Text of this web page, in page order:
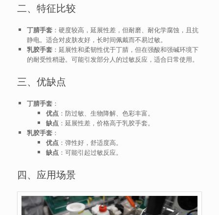
二、特征比较
丁腈手套：硬度较高，延展性差，但耐磨、耐化学腐蚀，且抗
静电。适合对皮肤友好，长时间佩戴而不易过敏。
乳胶手套：延展性和柔韧性优于丁腈，但在强酸和强碱环境下
的耐受性稍逊。可能引发部分人的过敏反应，适合日常使用。
三、优缺点
丁腈手套：
优点：防过敏、生物降解、色彩丰富。
缺点：延展性差，价格高于乳胶手套。
乳胶手套：
优点：弹性好，舒适度高。
缺点：可能引起过敏反应。
四、应用场景